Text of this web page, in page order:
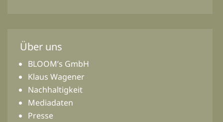
Über uns
BLOOM’s GmbH
Klaus Wagener
Nachhaltigkeit
Mediadaten
Presse